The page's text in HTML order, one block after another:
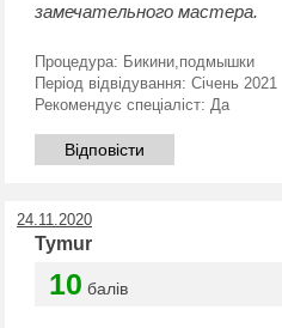
замечательного мастера.
Процедура: Бикини,подмышки
Період відвідування: Січень 2021
Рекомендує спеціаліст: Да
Відповісти
24.11.2020
Tymur
10 балів